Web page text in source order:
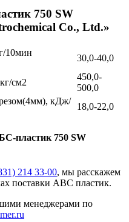
750 SW
Co., Ltd.»
10мин
30,0-40,0
см2
450,0-
500,0
кДж/
18,0-22,0
пластик 750 SW
214 33-00, мы расскажем
поставки ABC пластик.
менеджерами по